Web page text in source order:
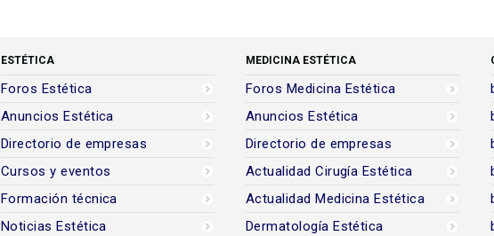
ESTÉTICA
Foros Estética
Anuncios Estética
Directorio de empresas
Cursos y eventos
Formación técnica
Noticias Estética
MEDICINA ESTÉTICA
Foros Medicina Estética
Anuncios Estética
Directorio de empresas
Actualidad Cirugía Estética
Actualidad Medicina Estética
Dermatología Estética